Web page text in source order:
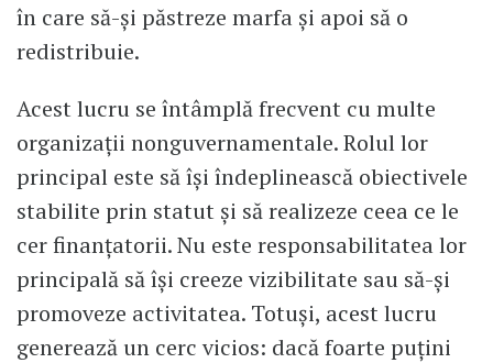
în care să-și păstreze marfa și apoi să o
redistribuie.
Acest lucru se întâmplă frecvent cu multe
organizații nonguvernamentale. Rolul lor
principal este să își îndeplinească obiectivele
stabilite prin statut și să realizeze ceea ce le
cer finanțatorii. Nu este responsabilitatea lor
principală să își creeze vizibilitate sau să-și
promoveze activitatea. Totuși, acest lucru
generează un cerc vicios: dacă foarte puțini